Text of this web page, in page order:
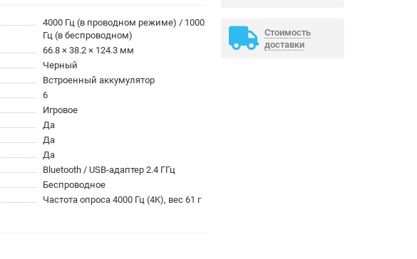
4000 Гц (в проводном режиме) / 1000
Гц (в беспроводном)
66.8 × 38.2 × 124.3 мм
Черный
Встроенный аккумулятор
6
Игровое
Да
Да
Да
Bluetooth / USB-адаптер 2.4 ГГц
Беспроводное
Частота опроса 4000 Гц (4K), вес 61 г
Стоимость
доставки